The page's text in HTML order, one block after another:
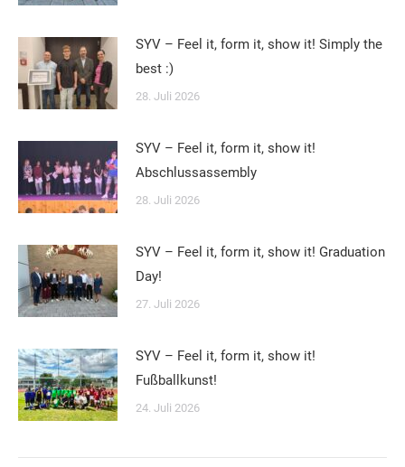
SYV – Feel it, form it, show it! Simply the
best :)
28. Juli 2026
SYV – Feel it, form it, show it!
Abschlussassembly
28. Juli 2026
SYV – Feel it, form it, show it! Graduation
Day!
27. Juli 2026
SYV – Feel it, form it, show it!
Fußballkunst!
24. Juli 2026